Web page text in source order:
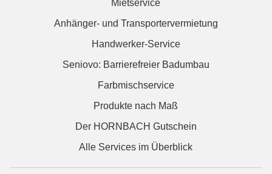
Mietservice
Anhänger- und Transportervermietung
Handwerker-Service
Seniovo: Barrierefreier Badumbau
Farbmischservice
Produkte nach Maß
Der HORNBACH Gutschein
Alle Services im Überblick